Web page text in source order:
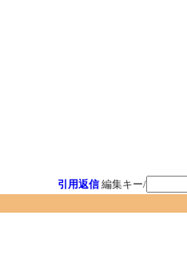
引用返信 編集キー/